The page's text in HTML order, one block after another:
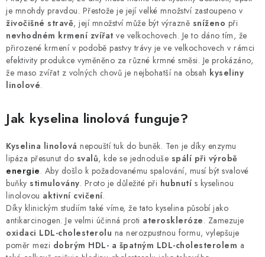
je mnohdy pravdou. Přestože je její velké množství zastoupeno v
živočišné stravě, její množství může být výrazně sníženo při
nevhodném krmení zvířat ve velkochovech. Je to dáno tím, že
přirozené krmení v podobě pastvy trávy je ve velkochovech v rámci
efektivity produkce vyměněno za různé krmné směsi. Je prokázáno,
že maso zvířat z volných chovů je nejbohatší na obsah kyseliny
linolové.
Jak kyselina linolová funguje?
Kyselina linolová nepouští tuk do buněk. Ten je díky enzymu
lipáza přesunut do svalů, kde se jednoduše spálí při výrobě
energie. Aby došlo k požadovanému spalování, musí být svalové
buňky stimulovány. Proto je důležité při hubnutí s kyselinou
linolovou aktivní cvičení.
Díky klinickým studiím také víme, že tato kyselina působí jako
antikarcinogen. Je velmi účinná proti ateroskleróze. Zamezuje
oxidaci LDL-cholesterolu na nerozpustnou formu, vylepšuje
poměr mezi dobrým HDL- a špatným LDL-cholesterolem a